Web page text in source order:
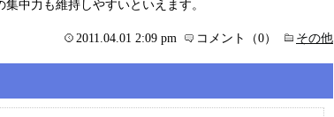
中力も維持しやすいといえます。
2011.04.01 2:09 pm コメント（0） その他